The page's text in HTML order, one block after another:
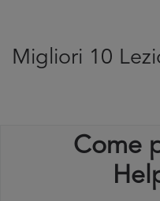
Migliori 10
Come